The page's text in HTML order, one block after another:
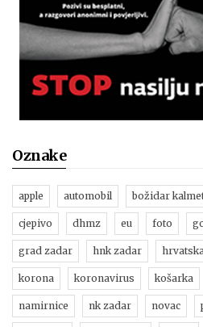
Oznake
apple automobil božidar
cjepivo dhmz eu foto
grad zadar hnk zadar hrvatska
korona koronavirus košarka
namirnice nk zadar novac